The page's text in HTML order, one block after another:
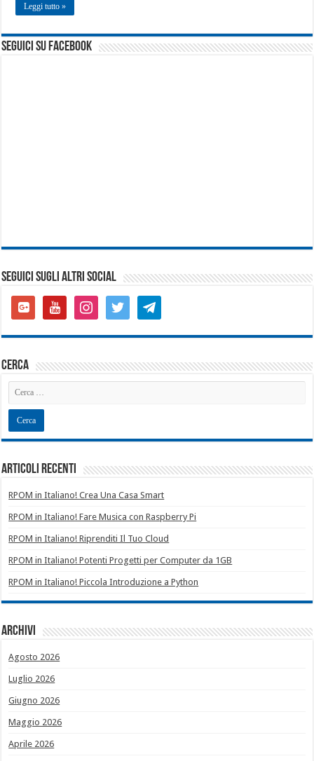
Leggi tutto »
seguici su facebook
SEGUICI SUGLI ALTRI SOCIAL
google-
plus-
youtubeinstagramtwitter telegram
cerca
Articoli recenti
RPOM in Italiano! Crea Una Casa Smart
RPOM in Italiano! Fare Musica con Raspberry Pi
RPOM in Italiano! Riprenditi Il Tuo Cloud
RPOM in Italiano! Potenti Progetti per Computer da 1GB
RPOM in Italiano! Piccola Introduzione a Python
Archivi
Agosto 2026
Luglio 2026
Giugno 2026
Maggio 2026
Aprile 2026